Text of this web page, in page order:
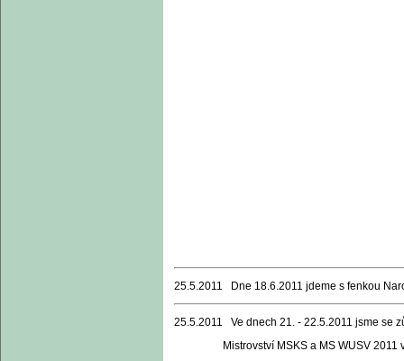
25.5.2011 Dne 18.6.2011 jdeme s fenkou
25.5.2011 Ve dnech 21. - 22.5.2011 jsme se
Mistrovství MSKS a MS WUSV 2011 v